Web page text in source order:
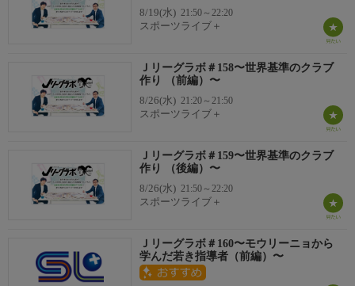
8/19(水) 21:50～22:20
スポーツライブ＋
Ｊリーグラボ＃158〜世界基準のクラブ
作り （前編）〜
8/26(水) 21:20～21:50
スポーツライブ＋
Ｊリーグラボ＃159〜世界基準のクラブ
作り （後編）〜
8/26(水) 21:50～22:20
スポーツライブ＋
Ｊリーグラボ＃160〜モウリーニョから
学んだ若き指導者（前編）〜